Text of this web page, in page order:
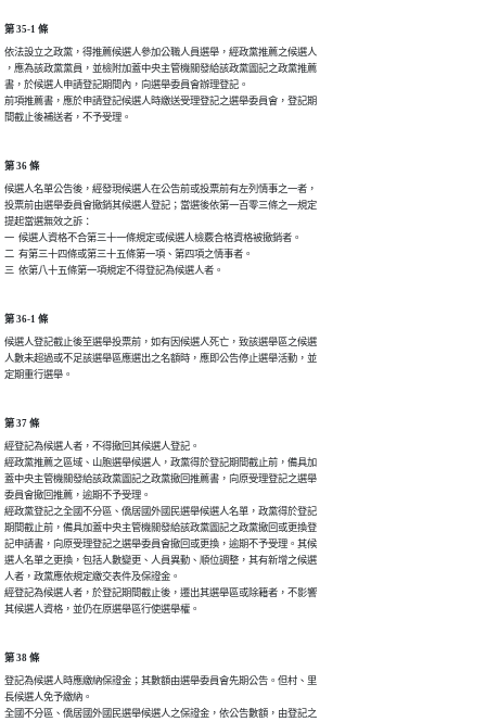
第 35-1 條
依法設立之政黨，得推薦候選人參加公職人員選舉，經政黨推薦之候選人
，應為該政黨黨員，並檢附加蓋中央主管機關發給該政黨圖記之政黨推薦
書，於候選人申請登記期間內，向選舉委員會辦理登記。
前項推薦書，應於申請登記候選人時繳送受理登記之選舉委員會，登記期
間截止後補送者，不予受理。
第 36 條
候選人名單公告後，經發現候選人在公告前或投票前有左列情事之一者，
投票前由選舉委員會撤銷其候選人登記；當選後依第一百零三條之一規定
提起當選無效之訴：
一  候選人資格不合第三十一條規定或候選人檢覈合格資格被撤銷者。
二  有第三十四條或第三十五條第一項、第四項之情事者。
三  依第八十五條第一項規定不得登記為候選人者。
第 36-1 條
候選人登記截止後至選舉投票前，如有因候選人死亡，致該選舉區之候選
人數未超過或不足該選舉區應選出之名額時，應即公告停止選舉活動，並
定期重行選舉。
第 37 條
經登記為候選人者，不得撤回其候選人登記。
經政黨推薦之區域、山胞選舉候選人，政黨得於登記期間截止前，備具加
蓋中央主管機關發給該政黨圖記之政黨撤回推薦書，向原受理登記之選舉
委員會撤回推薦，逾期不予受理。
經政黨登記之全國不分區、僑居國外國民選舉候選人名單，政黨得於登記
期間截止前，備具加蓋中央主管機關發給該政黨圖記之政黨撤回或更換登
記申請書，向原受理登記之選舉委員會撤回或更換，逾期不予受理。其候
選人名單之更換，包括人數變更、人員異動、順位調整，其有新增之候選
人者，政黨應依規定繳交表件及保證金。
經登記為候選人者，於登記期間截止後，遷出其選舉區或除籍者，不影響
其候選人資格，並仍在原選舉區行使選舉權。
第 38 條
登記為候選人時應繳納保證金；其數額由選舉委員會先期公告。但村、里
長候選人免予繳納。
全國不分區、僑居國外國民選舉候選人之保證金，依公告數額，由登記之